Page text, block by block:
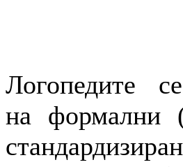
Логопедите
на формални